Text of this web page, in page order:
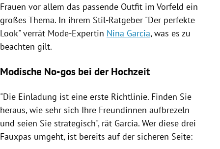
Untermenü
Frauen vor allem das passende Outfit im Vorfeld ein
großes Thema. In ihrem Stil-Ratgeber "Der perfekte
Look" verrät Mode-Expertin Nina Garcia, was es zu
beachten gilt.
Modische No-gos bei der Hochzeit
"Die Einladung ist eine erste Richtlinie. Finden Sie
heraus, wie sehr sich Ihre Freundinnen aufbrezeln
und seien Sie strategisch", rät Garcia. Wer diese drei
Fauxpas umgeht, ist bereits auf der sicheren Seite: